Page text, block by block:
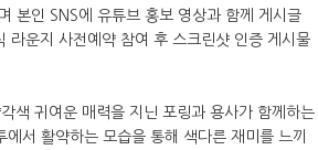
본인 SNS에 유튜브 홍보 영상과 함께 게시글
라운지 사전예약 참여 후 스크린샷 인증 게시물
색 귀여운 매력을 지닌 포링과 용사가 함께하는
서 활약하는 모습을 통해 색다른 재미를 느끼